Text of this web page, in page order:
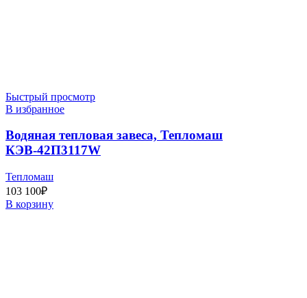
Быстрый просмотр
В избранное
Водяная тепловая завеса, Тепломаш
КЭВ-42П3117W
Тепломаш
103 100₽
В корзину